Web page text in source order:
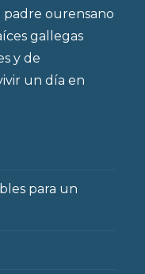
padre ourensano
gallegas
y de
un día en
para un